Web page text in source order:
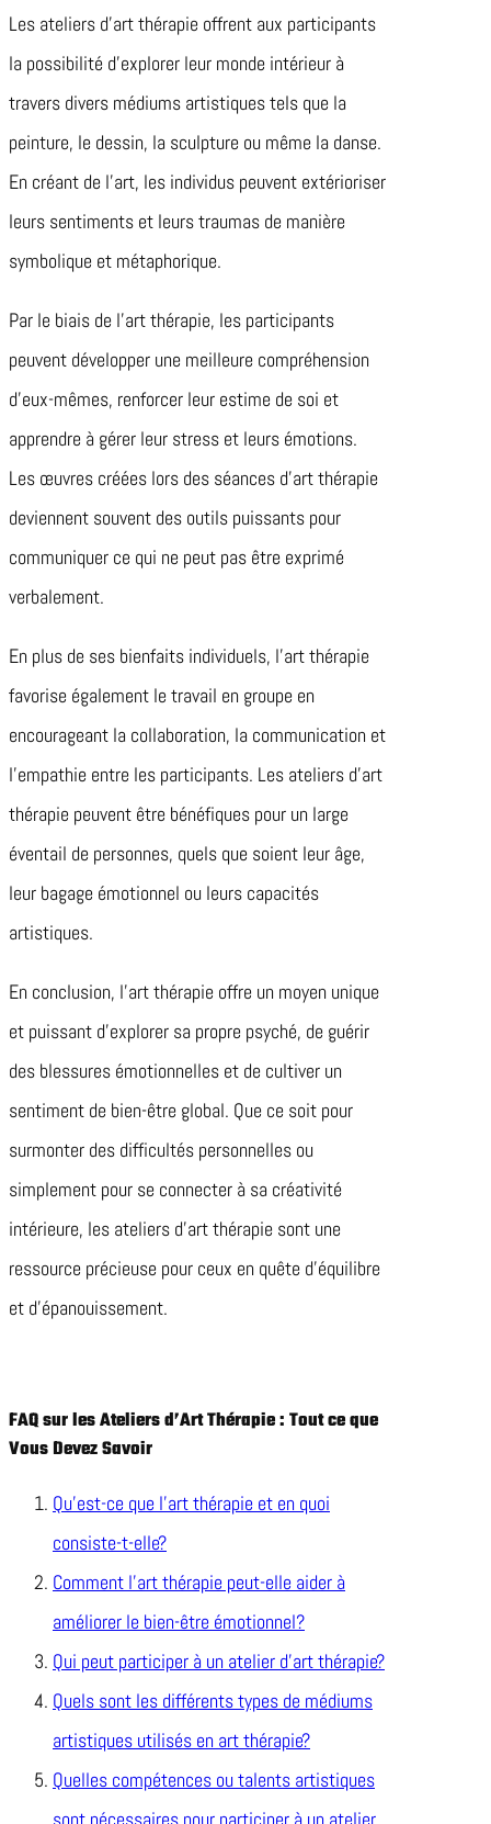
Les ateliers d’art thérapie offrent aux participants
la possibilité d’explorer leur monde intérieur à
travers divers médiums artistiques tels que la
peinture, le dessin, la sculpture ou même la danse.
En créant de l’art, les individus peuvent extérioriser
leurs sentiments et leurs traumas de manière
symbolique et métaphorique.
Par le biais de l’art thérapie, les participants
peuvent développer une meilleure compréhension
d’eux-mêmes, renforcer leur estime de soi et
apprendre à gérer leur stress et leurs émotions.
Les œuvres créées lors des séances d’art thérapie
deviennent souvent des outils puissants pour
communiquer ce qui ne peut pas être exprimé
verbalement.
En plus de ses bienfaits individuels, l’art thérapie
favorise également le travail en groupe en
encourageant la collaboration, la communication et
l’empathie entre les participants. Les ateliers d’art
thérapie peuvent être bénéfiques pour un large
éventail de personnes, quels que soient leur âge,
leur bagage émotionnel ou leurs capacités
artistiques.
En conclusion, l’art thérapie offre un moyen unique
et puissant d’explorer sa propre psyché, de guérir
des blessures émotionnelles et de cultiver un
sentiment de bien-être global. Que ce soit pour
surmonter des difficultés personnelles ou
simplement pour se connecter à sa créativité
intérieure, les ateliers d’art thérapie sont une
ressource précieuse pour ceux en quête d’équilibre
et d’épanouissement.
FAQ sur les Ateliers d’Art Thérapie : Tout ce que
Vous Devez Savoir
Qu’est-ce que l’art thérapie et en quoi
consiste-t-elle?
Comment l’art thérapie peut-elle aider à
améliorer le bien-être émotionnel?
Qui peut participer à un atelier d’art thérapie?
Quels sont les différents types de médiums
artistiques utilisés en art thérapie?
Quelles compétences ou talents artistiques